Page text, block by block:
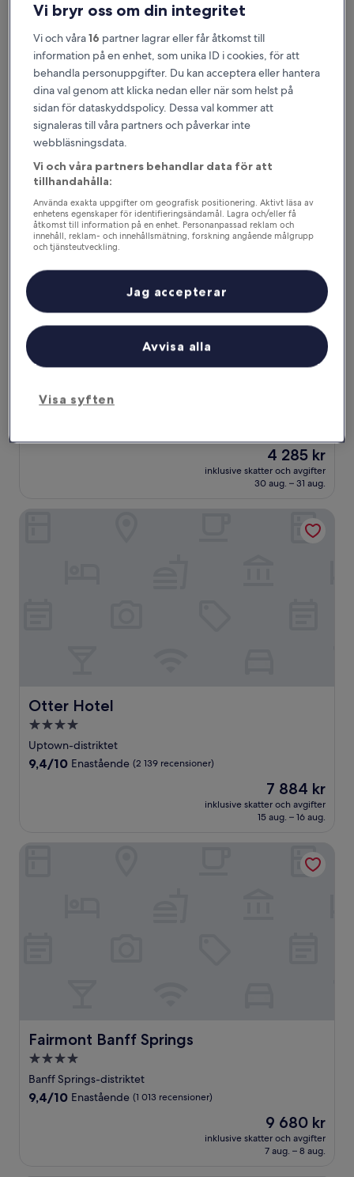
Hotel Canoe and Suites
Hotel Canoe and Suites
4.0-
stjärnigt
boende
Uptown-distriktet
9.6
av
10,
Enastående,
(2 798 recensioner)
9,6/10 Enastående (2 798 recensioner)
Banff Rocky Mountain Resort
Banff Rocky Mountain Resort
3.0-
stjärnigt
av
Priset
är
4 285 kr
4 285 kr
inklusive skatter och avgifter
30 aug. – 31 aug.
Banff Rocky Mountain Resort
Otter Hotel
Otter Hotel
4.0-
stjärnigt
boende
Uptown-distriktet
9.4
9,4/10 Enastående (2 139 recensioner)
Priset
är
7 884 kr
7 884 kr
inklusive skatter och avgifter
15 aug. – 16 aug.
Fairmont Banff Springs
Fairmont Banff Springs
4.0-
stjärnigt
boende
Banff Springs-distriktet
9.4
9,4/10 Enastående (1 013 recensioner)
Priset
är
9 680 kr
9 680 kr
inklusive skatter och avgifter
7 aug. – 8 aug.
Vi bryr oss om din integritet
Vi och våra16 partner lagrar eller får åtkomst till
information på en enhet, som unika ID i cookies, för att
behandla personuppgifter. Du kan acceptera eller hantera
dina val genom att klicka nedan eller när som helst på
sidan för dataskyddspolicy. Dessa val kommer att
signaleras till våra partners och påverkar inte
webbläsningsdata.
Vi och våra partners behandlar data för att
tillhandahålla:
Använda exakta uppgifter om geografisk positionering. Aktivt läsa av
enhetens egenskaper för identifieringsändamål. Lagra och/eller få
åtkomst till information på en enhet. Personanpassad reklam och
innehåll, reklam- och innehållsmätning, forskning angående målgrupp
och tjänsteutveckling.
Visa syften
Avvisa alla
Jag accepterar